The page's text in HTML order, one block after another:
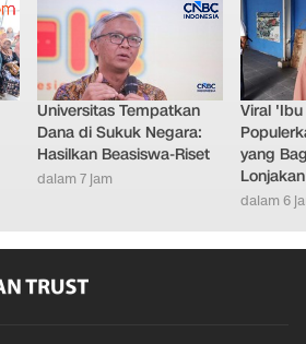
Universitas Tempatkan
Dana di Sukuk Negara:
Hasilkan Beasiswa-Riset
dalam 7 jam
Viral
yang
dalam 6